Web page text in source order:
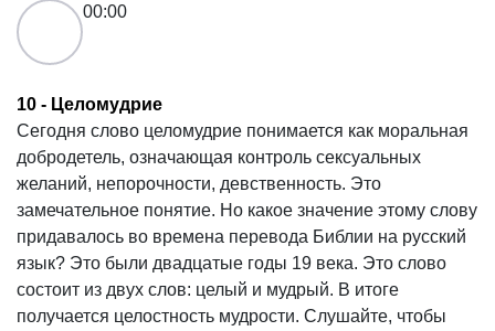
00:00
10 - Целомудрие
Сегодня слово целомудрие понимается как моральная
добродетель, означающая контроль сексуальных
желаний, непорочности, девственность. Это
замечательное понятие. Но какое значение этому слову
придавалось во времена перевода Библии на русский
язык? Это были двадцатые годы 19 века. Это слово
состоит из двух слов: целый и мудрый. В итоге
получается целостность мудрости. Слушайте, чтобы